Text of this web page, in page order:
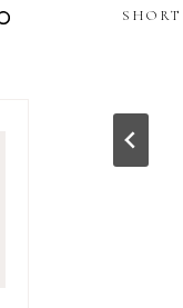
SHORT